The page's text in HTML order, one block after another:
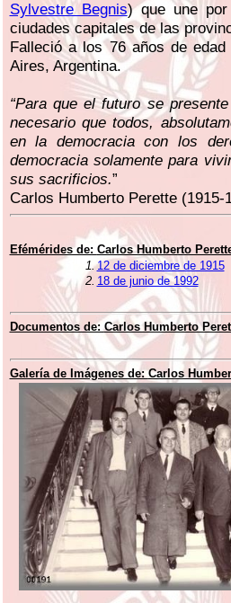
Sylvestre Begnis) que une
ciudades capitales de las
Falleció a los 76 años de
Aires, Argentina.
“Para que el futuro se
necesario que todos,
en la democracia con los
democracia solamente para
sus sacrificios.”
Carlos Humberto Perette (1915-
Efémérides de: Carlos Humberto
1.12 de diciembre de 1915
2. 18 de junio de 1992
Documentos de:Carlos Humberto
Galería de Imágenes de:Carlos